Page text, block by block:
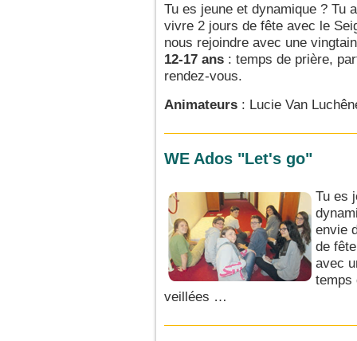
Tu es jeune et dynamique ? Tu
vivre 2 jours de fête avec le
nous rejoindre avec une
12-17 ans : temps de prière,
rendez-vous.
Animateurs : Lucie Van
WE Ados "Let's go"
Tu es
envie
de
avec
temps
veillées …